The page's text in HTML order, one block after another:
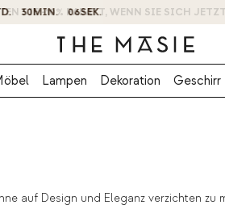
SIE -10% RABATT, WENN SIE SICH
Lampen Dekoration Geschirr
auf Design und Eleganz verzichten